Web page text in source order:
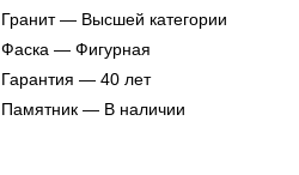
Гранит — Высшей категории
Фаска — Фигурная
Гарантия — 40 лет
Памятник — В наличии